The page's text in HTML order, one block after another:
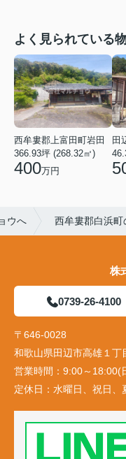
よく見られている
西牟婁郡上富田町岩田
366.93坪 (268.32㎡)
400万円
田
ウへ 西牟婁郡白浜町
株
0739-26-4100
〒646-0028
和歌山県田辺市高雄１丁
営業時間： 9:00～18:00(
定休日： 水曜日、祝日、